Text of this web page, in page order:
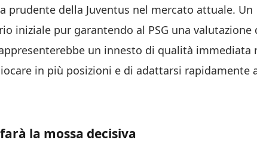
prudente della Juventus nel mercato attuale. Un
iniziale pur garantendo al PSG una valutazione
un innesto di qualità immediata
in più posizioni e di adattarsi rapidamente
la mossa decisiva